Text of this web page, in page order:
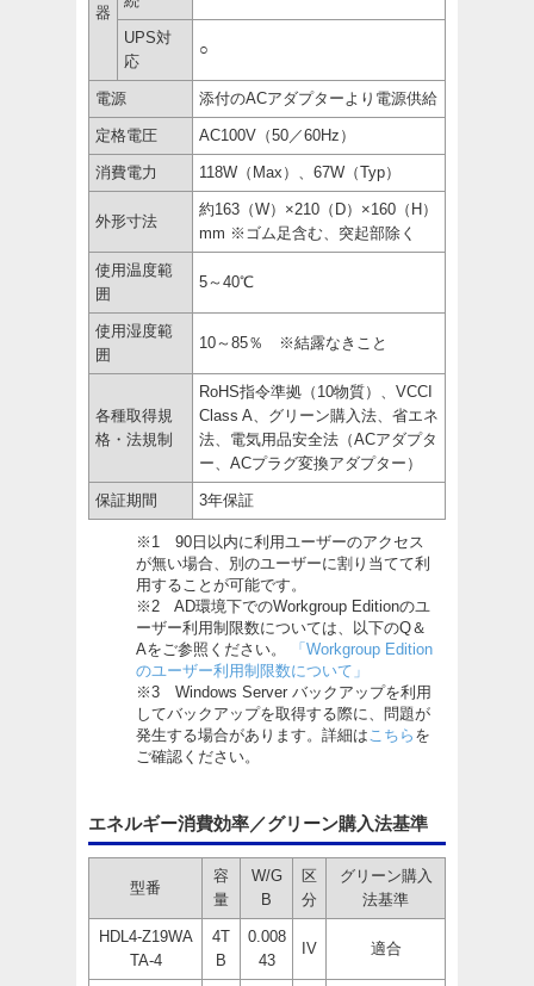
器
UPS対
応
○
電源 添付のACアダプターより電源供給
定格電圧 AC100V（50／60Hz）
消費電力 118W（Max）、67W（Typ）
外形寸法
約163（W）×210（D）×160（H）
mm ※ゴム足含む、突起部除く
使用温度範
囲
5～40℃
使用湿度範
囲
10～85％ ※結露なきこと
各種取得規
格・法規制
RoHS指令準拠（10物質）、VCCI
Class A、グリーン購入法、省エネ
法、電気用品安全法（ACアダプタ
ー、ACプラグ変換アダプター）
保証期間 3年保証
※1 90日以内に利用ユーザーのアクセス
が無い場合、別のユーザーに割り当てて利
用することが可能です。
※2 AD環境下でのWorkgroup Editionのユ
ーザー利用制限数については、以下のQ＆
Aをご参照ください。
「Workgroup Edition
のユーザー利用制限数について」
※3 Windows Server バックアップを利用
してバックアップを取得する際に、問題が
発生する場合があります。詳細は こちら を
ご確認ください。
エネルギー消費効率／グリーン購入法基準
型番
容
量
W/G
B
区
分
グリーン購入
法基準
HDL4-Z19WA
TA-4
4T
B
0.008
43
IV 適合